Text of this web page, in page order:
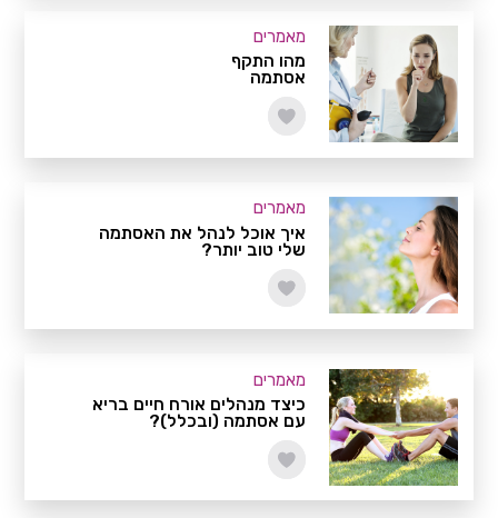
מאמרים
מהו התקף
אסתמה
מאמרים
איך אוכל לנהל את האסתמה
שלי טוב יותר?
מאמרים
כיצד מנהלים אורח חיים בריא
עם אסתמה (ובכלל)?